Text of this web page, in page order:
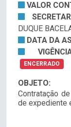
VALOR
DUQUE
DATA DA
ENCERRADO
OBJETO:
Contratação
de expediente